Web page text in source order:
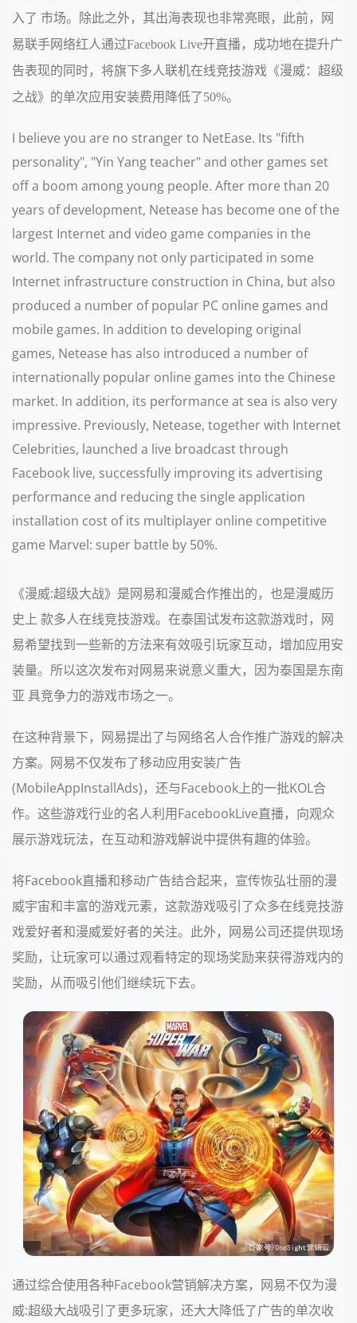
入了 市场。除此之外，其出海表现也非常亮眼，此前，网
易联手网络红人通过Facebook Live开直播，成功地在提升广
告表现的同时，将旗下多人联机在线竞技游戏《漫威：超级
之战》的单次应用安装费用降低了50%。
I believe you are no stranger to NetEase. Its "fifth
personality", "Yin Yang teacher" and other games set
off a boom among young people. After more than 20
years of development, Netease has become one of the
largest Internet and video game companies in the
world. The company not only participated in some
Internet infrastructure construction in China, but also
produced a number of popular PC online games and
mobile games. In addition to developing original
games, Netease has also introduced a number of
internationally popular online games into the Chinese
market. In addition, its performance at sea is also very
impressive. Previously, Netease, together with Internet
Celebrities, launched a live broadcast through
Facebook live, successfully improving its advertising
performance and reducing the single application
installation cost of its multiplayer online competitive
game Marvel: super battle by 50%.
《漫威:超级大战》是网易和漫威合作推出的，也是漫威历
史上 款多人在线竞技游戏。在泰国试发布这款游戏时，网
易希望找到一些新的方法来有效吸引玩家互动，增加应用安
装量。所以这次发布对网易来说意义重大，因为泰国是东南
亚 具竞争力的游戏市场之一。
在这种背景下，网易提出了与网络名人合作推广游戏的解决
方案。网易不仅发布了移动应用安装广告
(MobileAppInstallAds)，还与Facebook上的一批KOL合
作。这些游戏行业的名人利用FacebookLive直播，向观众
展示游戏玩法，在互动和游戏解说中提供有趣的体验。
将Facebook直播和移动广告结合起来，宣传恢弘壮丽的漫
威宇宙和丰富的游戏元素，这款游戏吸引了众多在线竞技游
戏爱好者和漫威爱好者的关注。此外，网易公司还提供现场
奖励，让玩家可以通过观看特定的现场奖励来获得游戏内的
奖励，从而吸引他们继续玩下去。
通过综合使用各种Facebook营销解决方案，网易不仅为漫
威:超级大战吸引了更多玩家，还大大降低了广告的单次收